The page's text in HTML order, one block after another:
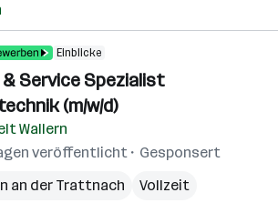
Einblicke
Service Spezialist
(m/w/d)
Wallern
veröffentlicht
Gesponsert
an der Trattnach
Vollzeit